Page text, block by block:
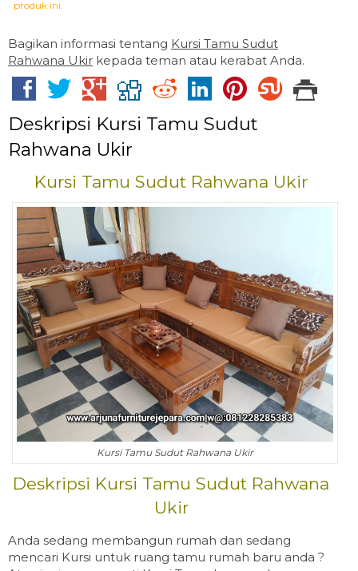
produk ini.
Bagikan informasi tentang Kursi Tamu Sudut
Rahwana Ukir kepada teman atau kerabat Anda.
Deskripsi Kursi Tamu Sudut
Rahwana Ukir
Kursi Tamu Sudut Rahwana Ukir
Kursi Tamu Sudut Rahwana Ukir
Deskripsi Kursi Tamu Sudut Rahwana
Ukir
Anda sedang membangun rumah dan sedang
mencari Kursi untuk ruang tamu rumah baru anda ?